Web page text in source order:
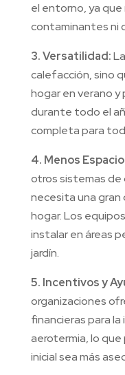
el entorno, ya
contaminantes ni
3. Versatilidad:
calefacción, sino
hogar en verano
durante todo el
completa para
4. Menos
otros sistemas de
necesita una
hogar. Los
instalar en áreas
jardín.
5. Incentivos y
organizaciones
financieras para
aerotermia, lo que
inicial sea más